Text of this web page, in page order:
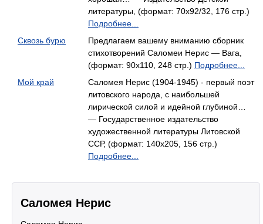
литературы, (формат: 70x92/32, 176 стр.)
Подробнее...
Сквозь бурю
Предлагаем вашему вниманию сборник
стихотворений Саломеи Нерис — Вага,
(формат: 90x110, 248 стр.) Подробнее...
Мой край
Саломея Нерис (1904-1945) - первый поэт
литовского народа, с наибольшей
лирической силой и идейной глубиной…
— Государственное издательство
художественной литературы Литовской
ССР, (формат: 140x205, 156 стр.)
Подробнее...
Саломея Нерис